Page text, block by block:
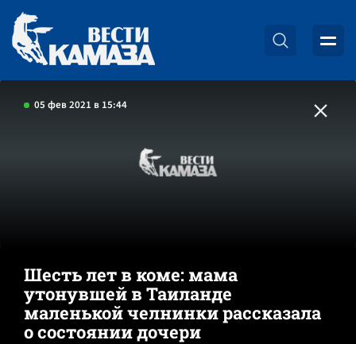
05 фев 2021 в 15:44
Шесть лет в коме: мама
утонувшей в Таиланде
маленькой челнинки рассказала
о состоянии дочери